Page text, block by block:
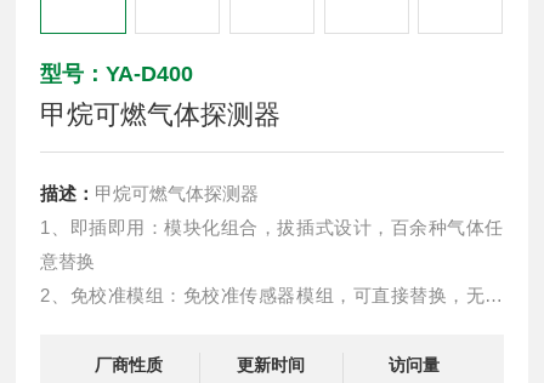
型号：YA-D400
甲烷可燃气体探测器
描述： 甲烷可燃气体探测器
1、即插即用：模块化组合，拔插式设计，百余种气体任
意替换
2、免校准模组：免校准传感器模组，可直接替换，无需
3、寿命自动检测：传感器寿命自动检测，到期提示更换
厂商性质
更新时间
访问量